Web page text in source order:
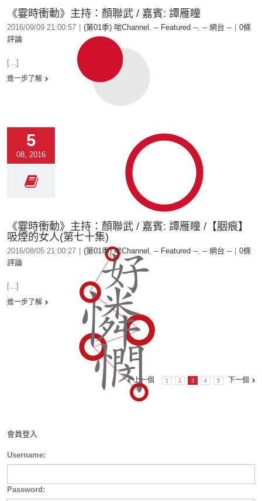
《霎時衝動》主持：顏聯武 / 嘉賓: 譚雁瞳
2016/09/09 21:00:57 (第01季) 啱Channel , -- Featured --, -- 網台 --
0條
評論
[...]
進一步了解
5
08, 2016
《霎時衝動》主持：顏聯武 / 嘉賓: 譚雁瞳 /【胭痕】
吸煙的女人(第七十集)
2016/08/05 21:00:27 (第01季) 啱Channel , -- Featured --, -- 網台 --
0條
評論
[...]
進一步了解
上一個 1 2 3 4 5 下一個
會員登入
Username:
Password: